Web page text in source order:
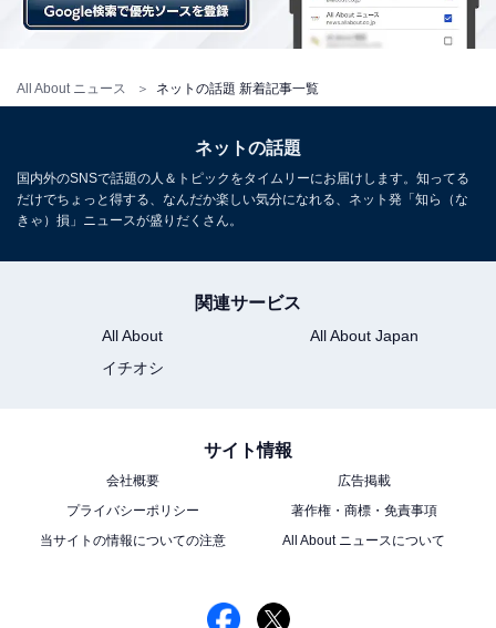
All About ニュース ネットの話題 新着記事一覧
ネットの話題
国内外のSNSで話題の人＆トピックをタイムリーにお届けします。知ってる
だけでちょっと得する、なんだか楽しい気分になれる、ネット発「知ら（な
きゃ）損」ニュースが盛りだくさん。
関連サービス
All About
All About Japan
イチオシ
サイト情報
会社概要
広告掲載
プライバシーポリシー
著作権・商標・免責事項
当サイトの情報についての注意
All About ニュースについて